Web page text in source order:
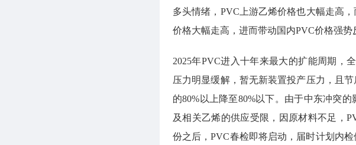
多头情绪，PVC上游乙烯价格也大幅走高
价格大幅走高，进而带动国内PVC价格强势
2025年PVC进入十年来最大的扩能周期，
压力明显缓解，暂无新装置投产压力，且
的80%以上降至80%以下。由于中东冲突
及相关乙烯的供应受限，因原材料不足，
份之后，PVC春检即将启动，届时计划内